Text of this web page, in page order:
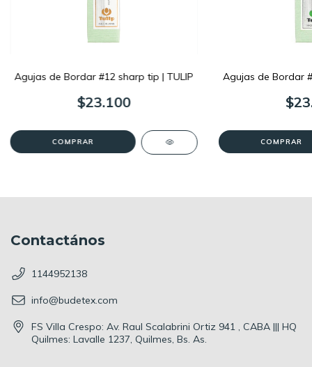
Agujas de Bordar #12 sharp tip | TULIP
$23.100
Agujas de Bordar
Contactános
1144952138
info@budetex.com
FS Villa Crespo: Av. Raul Scalabrini Ortiz 941 , CABA ||| HQ
Quilmes: Lavalle 1237, Quilmes, Bs. As.